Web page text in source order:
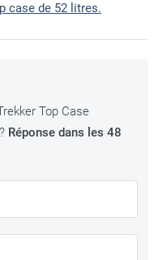
case de 52 litres.
Top Case
Réponse dans les 48